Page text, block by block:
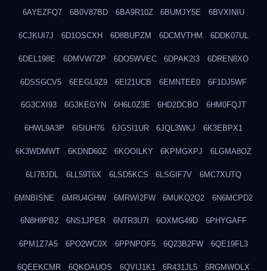
6AYEZFQ7 6B0V87BD 6BA9R10Z 6BUMJY5E 6BVXINIU
6CJKUI7J 6D1OSCXH 6D8BUPZM 6DCMVTHM 6DDK07UL
6DEL198E 6DMVW7ZP 6DO5WVEC 6DPAK2I3 6DREN8XO
6DSSGCV5 6EEGL9Z9 6EI21UCB 6EMNTEE0 6F1DJ5WF
6G3CXI93 6G3KEGYN 6H6L0Z3E 6HD2DCBO 6HM0FQJT
6HWL9A3P 6I5IUH76 6JGSI1UR 6JQL3WKJ 6K3EBPX1
6K3WDMWT 6KDND60Z 6KOOILKY 6KPMGXPJ 6LGMA8OZ
6LI78JDL 6LL59T6X 6LSD5KCS 6LSGIF7V 6MC7XUTQ
6MNBISNE 6MRU4GHW 6MRWI2FW 6MUKQ2Q2 6N6MCPD2
6N8H9PB2 6NS1JPER 6NTR3U7I 6OXMG49D 6PHYGAFF
6PM1Z7A5 6PO2WC0X 6PPNPOF5 6Q23B2FW 6QE19FL3
6QEEKCMR 6QKOAUOS 6QVIJ1K1 6R431JL5 6RGMWOLX